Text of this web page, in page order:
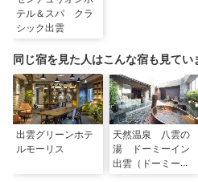
テル＆スパ クラ
シック出雲
同じ宿を見た人はこんな宿も見てい
出雲グリーンホテ
ルモーリス
天然温泉 八雲の
湯 ドーミーイン
出雲（ドーミーイ